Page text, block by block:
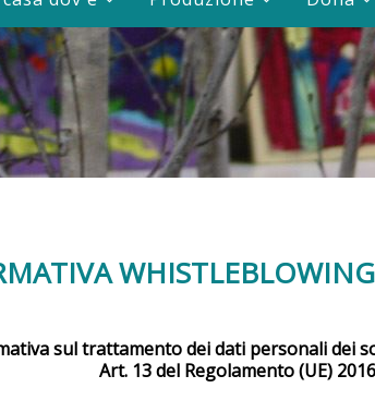
WHISTLEBLOWING
sul trattamento dei dati personali dei
Art. 13 del Regolamento (UE)